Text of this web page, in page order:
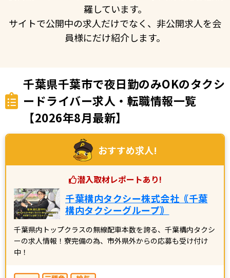
羅しています。
サイトで公開中の求人だけでなく、非公開求人を会
員様にだけ紹介します。
千葉県千葉市で夜日勤のみOKのタクシ
ードライバー求人・転職情報一覧
【2026年8月最新】
おすすめ求人!
潜入取材レポートあり!
千葉構内タクシー株式会社｟千葉
構内タクシーグループ｠
千葉県内トップクラスの無線配車本数を誇る、千葉構内タクシ
ーの求人情報！寮完備の為、市外県外からの応募も受け付け
中！